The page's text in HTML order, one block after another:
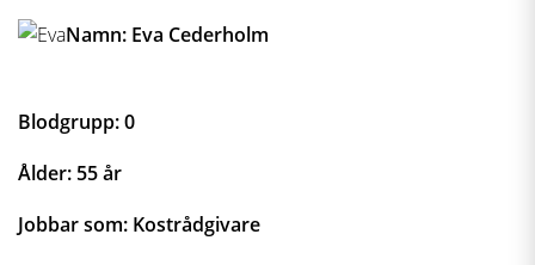
Namn: Eva Cederholm
Blodgrupp: 0
Ålder: 55 år
Jobbar som: Kostrådgivare